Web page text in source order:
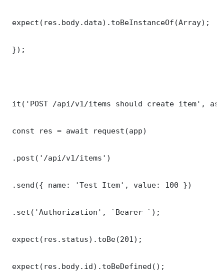
expect(res.body.data).toBeInstanceOf(Array);
});
it('POST /api/v1/items should create item',
const res = await request(app)
.post('/api/v1/items')
.send({ name: 'Test Item', value: 100 })
.set('Authorization', `Bearer `);
expect(res.status).toBe(201);
expect(res.body.id).toBeDefined();